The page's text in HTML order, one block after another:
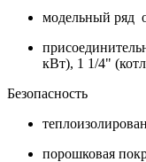
модельный ряд
кВт), 1 1/4"
Безопасность
порошковая